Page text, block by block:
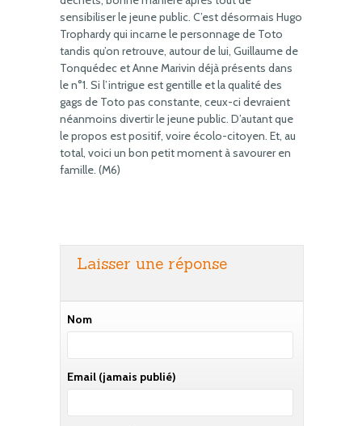
sensibiliser le jeune public. C’est désormais Hugo
Trophardy qui incarne le personnage de Toto
tandis qu’on retrouve, autour de lui, Guillaume de
Tonquédec et Anne Marivin déjà présents dans
le n°1. Si l’intrigue est gentille et la qualité des
gags de Toto pas constante, ceux-ci devraient
néanmoins divertir le jeune public. D’autant que
le propos est positif, voire écolo-citoyen. Et, au
total, voici un bon petit moment à savourer en
famille. (M6)
Laisser une réponse
Nom
Email (jamais publié)